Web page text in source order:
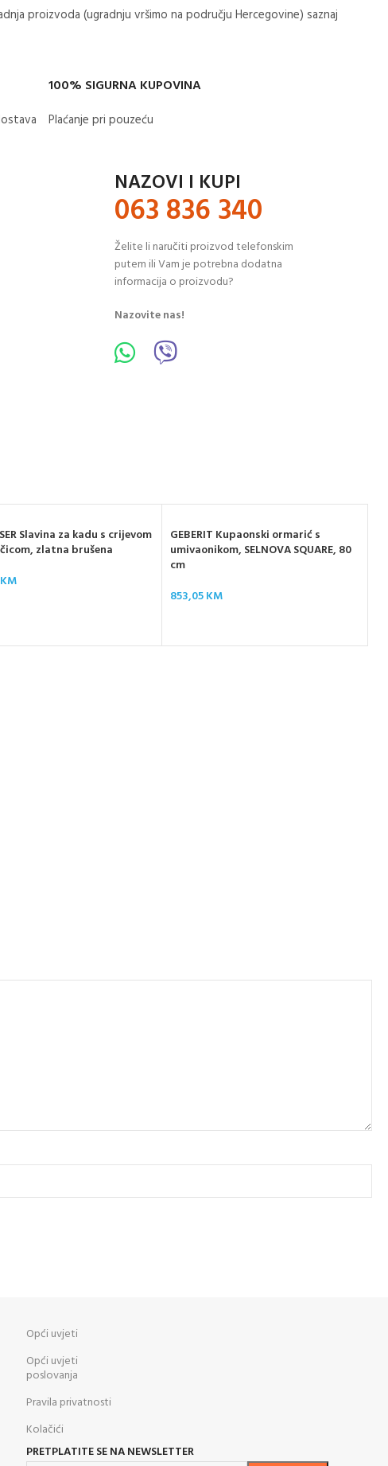
proizvoda (ugradnju vršimo na području Hercegovine) saznaj
100% SIGURNA KUPOVINA
Plaćanje pri pouzeću
NAZOVI I KUPI
063 836 340
Želite li naručiti proizvod telefonskim
putem ili Vam je potrebna dodatna
informacija o proizvodu?
Nazovite nas!
Slavina za kadu s crijevom
zlatna brušena
KM
GEBERIT Kupaonski ormarić s
umivaonikom, SELNOVA SQUARE, 80
cm
853,05KM
Opći uvjeti
Opći uvjeti
poslovanja
Pravila privatnosti
Kolačići
PRETPLATITE SE NA NEWSLETTER